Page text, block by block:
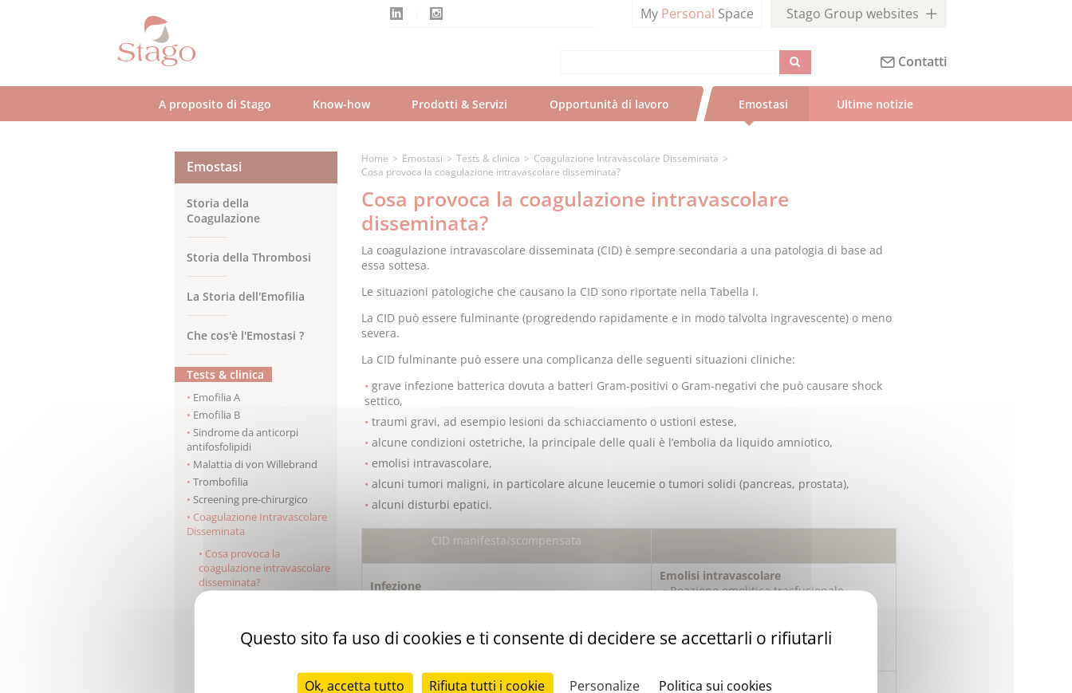
My Personal Space Stago Group websites
Contatti
A proposito di Stago Know-how Prodotti & Servizi Opportunità di lavoro Emostasi Ultime notizie
Emostasi
Storia della
Coagulazione
Storia della Thrombosi
La Storia dell'Emofilia
Che cos'è l'Emostasi ?
Tests & clinica
Emofilia A
Emofilia B
Sindrome da anticorpi
antifosfolipidi
Malattia di von Willebrand
Trombofilia
Screening pre-chirurgico
Coagulazione Intravascolare
Disseminata
Cosa provoca la
coagulazione intravascolare
disseminata?
coagulazione intravascolare
disseminata?
Come diagnosticare la
Home Emostasi Tests & clinica
Coagulazione Intravascolare Disseminata
Cosa provoca la coagulazione intravascolare disseminata?
Cosa provoca la coagulazione intravascolare
disseminata?
La coagulazione intravascolare disseminata (CID) è sempre secondaria a una patologia di base ad
essa sottesa.
Le situazioni patologiche che causano la CID sono riportate nella Tabella I.
La CID può essere fulminante (progredendo rapidamente e in modo talvolta ingravescente) o meno
severa.
La CID fulminante può essere una complicanza delle seguenti situazioni cliniche:
grave infezione batterica dovuta a batteri Gram-positivi o Gram-negativi che può causare shock
settico,
traumi gravi, ad esempio lesioni da schiacciamento o ustioni estese,
alcune condizioni ostetriche, la principale delle quali è l’embolia da liquido amniotico,
emolisi intravascolare,
alcuni tumori maligni, in particolare alcune leucemie o tumori solidi (pancreas, prostata),
alcuni disturbi epatici.
CID manifesta/scompensata
Infezione
Emolisi intravascolare
Reazione emolitica trasfusionale
Trasfusione massiva
Trauma
Tumori maligni
Questo sito fa uso di cookies e ti consente di decidere se accettarli o rifiutarli
Ok, accetta tutto Rifiuta tutti i cookie Personalize Politica sui cookies